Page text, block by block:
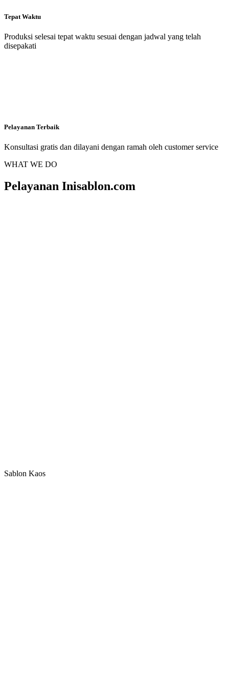
Tepat Waktu
Produksi selesai tepat waktu sesuai dengan jadwal yang telah
disepakati
Pelayanan Terbaik
Konsultasi gratis dan dilayani dengan ramah oleh customer service
WHAT WE DO
Pelayanan Inisablon.com
Sablon Kaos